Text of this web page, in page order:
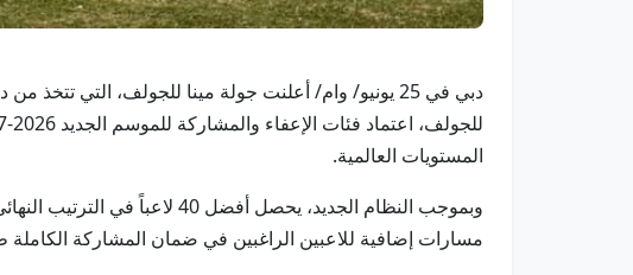
دبي في 25 يونيو/ وام/ أعلنت جولة مينا للجولف، التي
المستويات العالمية.
مسارات إضافية للاعبين الراغبين في ضمان المشاركة